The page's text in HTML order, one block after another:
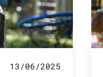
13/06/2025